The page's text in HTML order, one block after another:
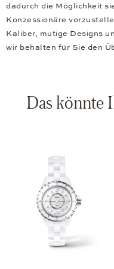
dadurch die Möglichkeit
Konzessionäre
Kaliber, mutige Designs
wir behalten für Sie den
Das könnte